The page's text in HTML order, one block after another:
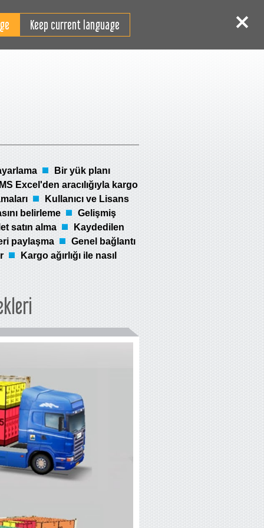
Keep current language
Bir yük planı
Excel'den aracılığıyla kargo
Kullanıcı ve Lisans
belirleme
Gelişmiş
satın alma
Kaydedilen
paylaşma
Genel bağlantı
Kargo ağırlığı ile nasıl